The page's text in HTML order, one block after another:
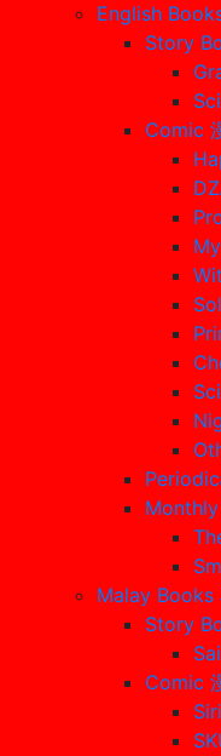
English
Story
Comic
Malay Books
Story
Comic